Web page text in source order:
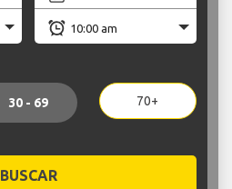
30 - 69 70+
BUSCAR